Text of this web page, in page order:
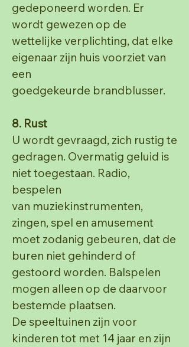
gedeponeerd worden. Er
wordt gewezen op de
wettelijke verplichting, dat elke
eigenaar zijn huis voorziet van
een
goedgekeurde brandblusser.
8. Rust
U wordt gevraagd, zich rustig te
gedragen. Overmatig geluid is
niet toegestaan. Radio,
bespelen
van muziekinstrumenten,
zingen, spel en amusement
moet zodanig gebeuren, dat de
buren niet gehinderd of
gestoord worden. Balspelen
mogen alleen op de daarvoor
bestemde plaatsen.
De speeltuinen zijn voor
kinderen tot met 14 jaar en zijn